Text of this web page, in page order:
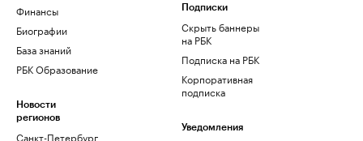
Финансы
Биографии
База знаний
РБК Образование
Новости
регионов
Санкт-Петербург
Подписки
Скрыть баннеры
на РБК
Подписка на РБК
Корпоративная
подписка
Уведомления